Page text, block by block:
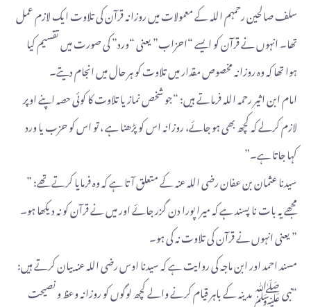
سلف صالحین رحمہم اللہ کے معمولات میں روزانہ قرآن کی تلاوت ایک لازم عمل
تھا۔ انہوں نے قرآن کو ایسے “احزاب” یعنی “ورد” کی صورت میں تقسیم کیا
ہوا تھا کہ وہ روزانہ مخصوص مقدار میں تلاوت کو ہر حال میں انجام دیتے۔
امام ابن اثیر رحمہ اللہ فرماتے ہیں: “جو شخص نماز یا تلاوت کا کوئی حصہ اپنے اوپر
لازم کرلے کہ کچھ بھی ہو جائے، روزانہ اس کو پڑھنا ہے ، تو اس کو حزب یا ورد
کہا جاتا ہے۔”
سیدنا عثمان بن عفان رضی اللہ عنہ کے متعلق آتا ہے کہ وہ فرمایا کرتے تھے: ”
مجھے یہ بات نا پسند ہے کہ میرا پورا دن گزر جائے اور میں نے قرآن کو نہ دیکھا ہو۔
” یعنی انہوں نے قرآن کی تلاوت نہ کی ہو۔
مسند احمد اور ابن ماجہ کی روایت ہے کہ سیدنا اوس رضی اللہ عنہ بیان کرتے ہیں:
“نبی ﷺ مدینہ کے باہر قیام کرنے والے کچھ لوگوں کو روزانہ وعظ و نصیحت